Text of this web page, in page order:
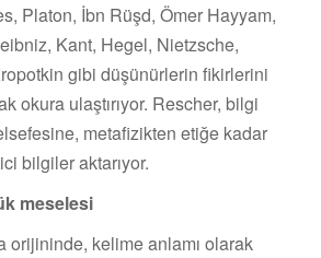
Platon, İbn Rüşd, Ömer Hayyam,
Kant, Hegel, Nietzsche,
gibi düşünürlerin fikirlerini
okura ulaştırıyor. Rescher, bilgi
metafizikten etiğe kadar
bilgiler aktarıyor.
meselesi
orijininde, kelime anlamı olarak